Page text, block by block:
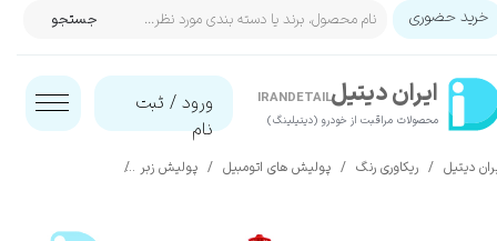
ایران‌ دیتیل
محصولات مراقبت از خودرو (دیتیلینگ)​​​​​​​
IRANDETAIL ورود / ثبت
نام
حساب کاربری من
تغییر گذر واژه
جستجو خرید حضوری
دیتیل ریکاوری رنگ پولیش های اتومبیل پولیش زبر